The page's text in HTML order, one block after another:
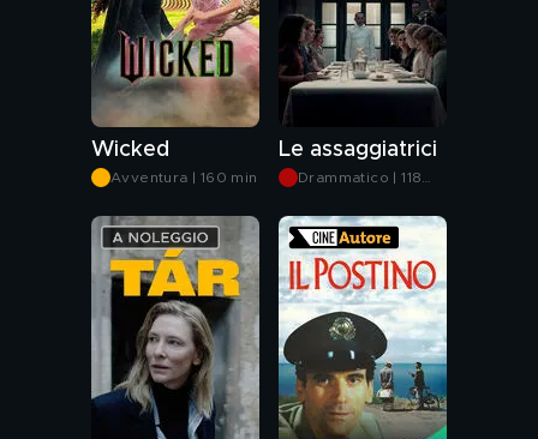
Wicked
Avventura | 160 min
Le assaggiatrici
Drammatico | 118